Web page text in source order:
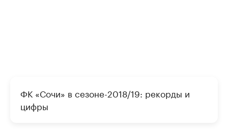
ФК «Сочи» в сезоне-2018/19: рекорды и
цифры